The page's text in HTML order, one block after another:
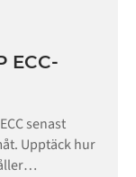
ECC-
senast
Upptäck hur